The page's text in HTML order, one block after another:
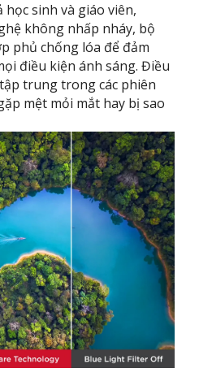
học sinh và giáo viên,
không nhấp nháy, bộ
phủ chống lóa để đảm
điều kiện ánh sáng. Điều
trung trong các phiên
mệt mỏi mắt hay bị sao